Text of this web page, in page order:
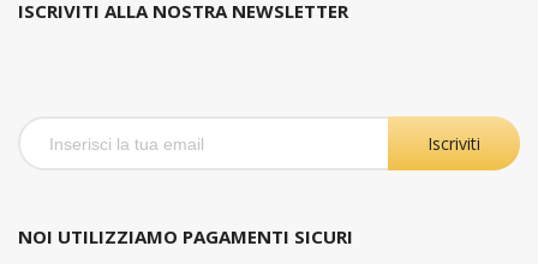
ISCRIVITI ALLA NOSTRA NEWSLETTER
Iscriviti
NOI UTILIZZIAMO PAGAMENTI SICURI